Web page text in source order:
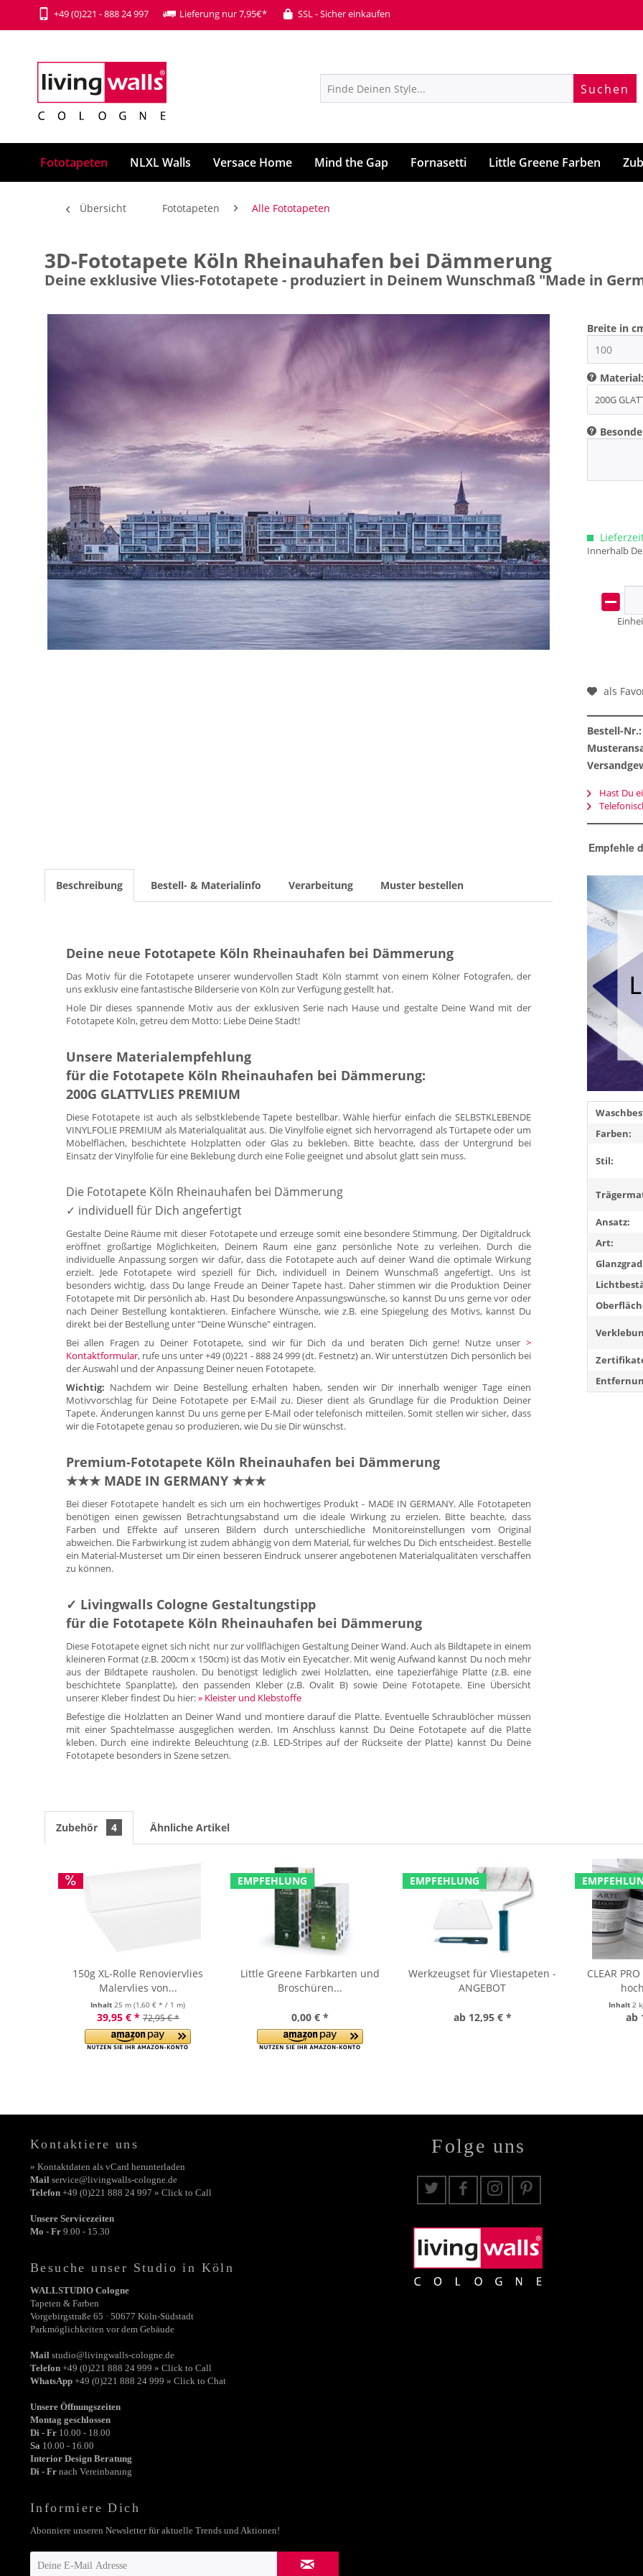
+49 (0)221 - 888 24 997 Lieferung nur 7,95€* SSL - Sicher einkaufen
Suchen
Fototapeten NLXL Walls Versace Home Mind the Gap Fornasetti Little Greene Farben
Übersicht Fototapeten Alle Fototapeten
3D-Fototapete Köln Rheinauhafen bei Dämmerung
Deine exklusive Vlies-Fototapete - produziert in Deinem Wunschmaß "Made in
Breite in
Innerhalb
als
Bestell-Nr.:
Hast Du
Empfehle
Farben:
Stil:
Ansatz:
Art:
Beschreibung Bestell- & Materialinfo Verarbeitung Muster bestellen
Deine neue Fototapete Köln Rheinauhafen bei Dämmerung
Das Motiv für die Fototapete unserer wundervollen Stadt Köln stammt von einem Kölner Fotografen, der
uns exklusiv eine fantastische Bilderserie von Köln zur Verfügung gestellt hat.
Hole Dir dieses spannende Motiv aus der exklusiven Serie nach Hause und gestalte Deine Wand mit der
Fototapete Köln, getreu dem Motto: Liebe Deine Stadt!
Unsere Materialempfehlung
für die Fototapete Köln Rheinauhafen bei Dämmerung:
200G GLATTVLIES PREMIUM
Diese Fototapete ist auch als selbstklebende Tapete bestellbar. Wähle hierfür einfach die SELBSTKLEBENDE
VINYLFOLIE PREMIUM als Materialqualität aus. Die Vinylfolie eignet sich hervorragend als Türtapete oder um
Möbelflächen, beschichtete Holzplatten oder Glas zu bekleben. Bitte beachte, dass der Untergrund bei
Einsatz der Vinylfolie für eine Beklebung durch eine Folie geeignet und absolut glatt sein muss.
Die Fototapete Köln Rheinauhafen bei Dämmerung
✓ individuell für Dich angefertigt
Gestalte Deine Räume mit dieser Fototapete und erzeuge somit eine besondere Stimmung. Der Digitaldruck
eröffnet großartige Möglichkeiten, Deinem Raum eine ganz persönliche Note zu verleihen. Durch die
individuelle Anpassung sorgen wir dafür, dass die Fototapete auch auf deiner Wand die optimale Wirkung
erzielt. Jede Fototapete wird speziell für Dich, individuell in Deinem Wunschmaß angefertigt. Uns ist
besonders wichtig, dass Du lange Freude an Deiner Tapete hast. Daher stimmen wir die Produktion Deiner
Fototapete mit Dir persönlich ab. Hast Du besondere Anpassungswünsche, so kannst Du uns gerne vor oder
nach Deiner Bestellung kontaktieren. Einfachere Wünsche, wie z.B. eine Spiegelung des Motivs, kannst Du
direkt bei der Bestellung unter "Deine Wünsche" eintragen.
Bei allen Fragen zu Deiner Fototapete, sind wir für Dich da und beraten Dich gerne! Nutze unser >
Kontaktformular, rufe uns unter +49 (0)221 - 888 24 999 (dt. Festnetz) an. Wir unterstützen Dich persönlich bei
der Auswahl und der Anpassung Deiner neuen Fototapete.
Wichtig: Nachdem wir Deine Bestellung erhalten haben, senden wir Dir innerhalb weniger Tage einen
Motivvorschlag für Deine Fototapete per E-Mail zu. Dieser dient als Grundlage für die Produktion Deiner
Tapete. Änderungen kannst Du uns gerne per E-Mail oder telefonisch mitteilen. Somit stellen wir sicher, dass
wir die Fototapete genau so produzieren, wie Du sie Dir wünschst.
Premium-Fototapete Köln Rheinauhafen bei Dämmerung
★★★ MADE IN GERMANY ★★★
Bei dieser Fototapete handelt es sich um ein hochwertiges Produkt - MADE IN GERMANY. Alle Fototapeten
benötigen einen gewissen Betrachtungsabstand um die ideale Wirkung zu erzielen. Bitte beachte, dass
Farben und Effekte auf unseren Bildern durch unterschiedliche Monitoreinstellungen vom Original
abweichen. Die Farbwirkung ist zudem abhängig von dem Material, für welches Du Dich entscheidest. Bestelle
ein Material-Musterset um Dir einen besseren Eindruck unserer angebotenen Materialqualitäten verschaffen
zu können.
✓ Livingwalls Cologne Gestaltungstipp
für die Fototapete Köln Rheinauhafen bei Dämmerung
Diese Fototapete eignet sich nicht nur zur vollflächigen Gestaltung Deiner Wand. Auch als Bildtapete in einem
kleineren Format (z.B. 200cm x 150cm) ist das Motiv ein Eyecatcher. Mit wenig Aufwand kannst Du noch mehr
aus der Bildtapete rausholen. Du benötigst lediglich zwei Holzlatten, eine tapezierfähige Platte (z.B. eine
beschichtete Spanplatte), den passenden Kleber (z.B. Ovalit B) sowie Deine Fototapete. Eine Übersicht
unserer Kleber findest Du hier:» Kleister und Klebstoffe
Befestige die Holzlatten an Deiner Wand und montiere darauf die Platte. Eventuelle Schraublöcher müssen
mit einer Spachtelmasse ausgeglichen werden. Im Anschluss kannst Du Deine Fototapete auf die Platte
kleben. Durch eine indirekte Beleuchtung (z.B. LED-Stripes auf der Rückseite der Platte) kannst Du Deine
Fototapete besonders in Szene setzen.
Zubehör 4 Ähnliche Artikel
150g XL-Rolle Renoviervlies
Malervlies von...
Inhalt 25 m (1,60 € * / 1 m)
39,95 € * 72,95 € *
EMPFEHLUNG
Little Greene Farbkarten und
Broschüren...
0,00 € *
EMPFEHLUNG
Werkzeugset für Vliestapeten -
ANGEBOT
ab 12,95 € *
CLEAR
Inhalt 2
ab
Kontaktiere uns
» Kontaktdaten als vCard herunterladen
Mail service@livingwalls-cologne.de
Telefon +49 (0)221 888 24 997 » Click to Call
Unsere Servicezeiten
Mo - Fr 9.00 - 15.30
Besuche unser Studio in Köln
WALLSTUDIO Cologne
Tapeten & Farben
Vorgebirgstraße 65 · 50677 Köln-Südstadt
Parkmöglichkeiten vor dem Gebäude
Mail studio@livingwalls-cologne.de
Telefon +49 (0)221 888 24 999 » Click to Call
WhatsApp +49 (0)221 888 24 999 » Click to Chat
Unsere Öffnungszeiten
Montag geschlossen
Di - Fr 10.00 - 18.00
Sa 10.00 - 16.00
Interior Design Beratung
Di - Fr nach Vereinbarung
Informiere Dich
Abonniere unseren Newsletter für aktuelle Trends und Aktionen!
Folge uns